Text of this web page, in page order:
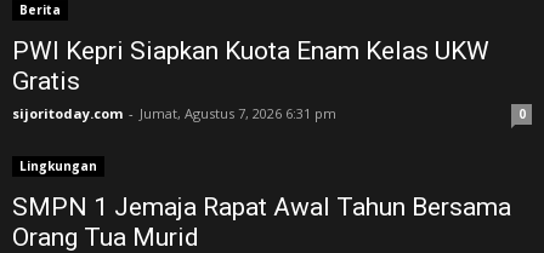
Berita
PWI Kepri Siapkan Kuota Enam Kelas UKW
Gratis
sijoritoday.com - Jumat, Agustus 7, 2026 6:31 pm 0
Lingkungan
SMPN 1 Jemaja Rapat Awal Tahun Bersama
Orang Tua Murid ‎